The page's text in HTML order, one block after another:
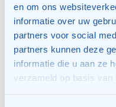
en om ons
informatie over uw
partners voor social
partners kunnen deze
informatie die u aan ze
verzameld op basis van
van
tennistrainingen/
nieuwkomers
kennisgemaakt
seniorleden
iedereen die